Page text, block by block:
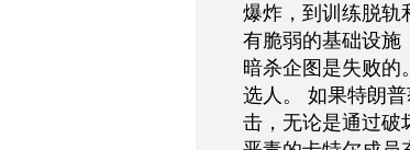
爆炸，到训练脱轨
有脆弱的基础设施
暗杀企图是失败的
选人。 如果特朗
击，无论是通过破